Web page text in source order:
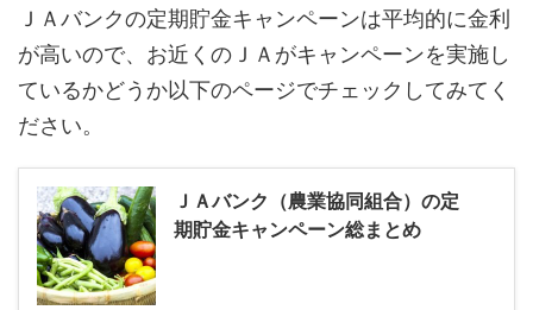
ＪＡバンクの定期貯金キャンペーンは平均的に金利
が高いので、お近くのＪＡがキャンペーンを実施し
ているかどうか以下のページでチェックしてみてく
ださい。
ＪＡバンク（農業協同組合）の定
期貯金キャンペーン総まとめ